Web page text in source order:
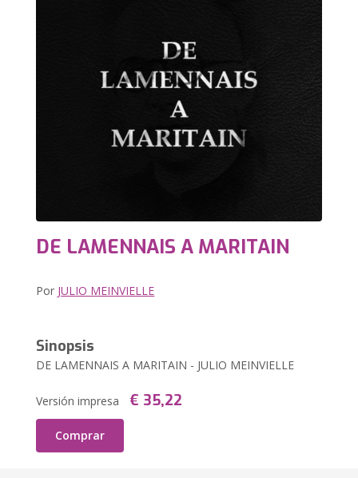
DE LAMENNAIS A MARITAIN
Por JULIO MEINVIELLE
Sinopsis
DE LAMENNAIS A MARITAIN - JULIO MEINVIELLE
Versión impresa € 35,22
Comprar